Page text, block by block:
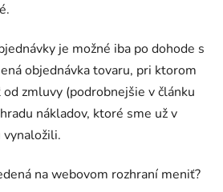
je možné iba po dohode s
objednávka tovaru, pri ktorom
zmluvy (podrobnejšie v článku
nákladov, ktoré sme už v
na webovom rozhraní meniť?